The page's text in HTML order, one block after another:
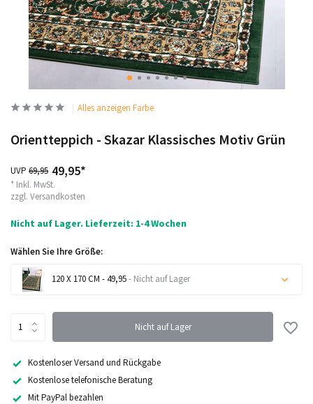
Alles anzeigen Farbe
Orientteppich - Skazar Klassisches Motiv Grün
UVP 69,95 49,95*
* Inkl. MwSt.
zzgl. Versandkosten
Nicht auf Lager. Lieferzeit: 1-4 Wochen
Wählen Sie Ihre Größe:
120 X 170 CM - 49,95- Nicht auf Lager
Nicht auf Lager
Nicht auf Lager
Kostenloser Versand und Rückgabe
Kostenlose telefonische Beratung
Mit PayPal bezahlen